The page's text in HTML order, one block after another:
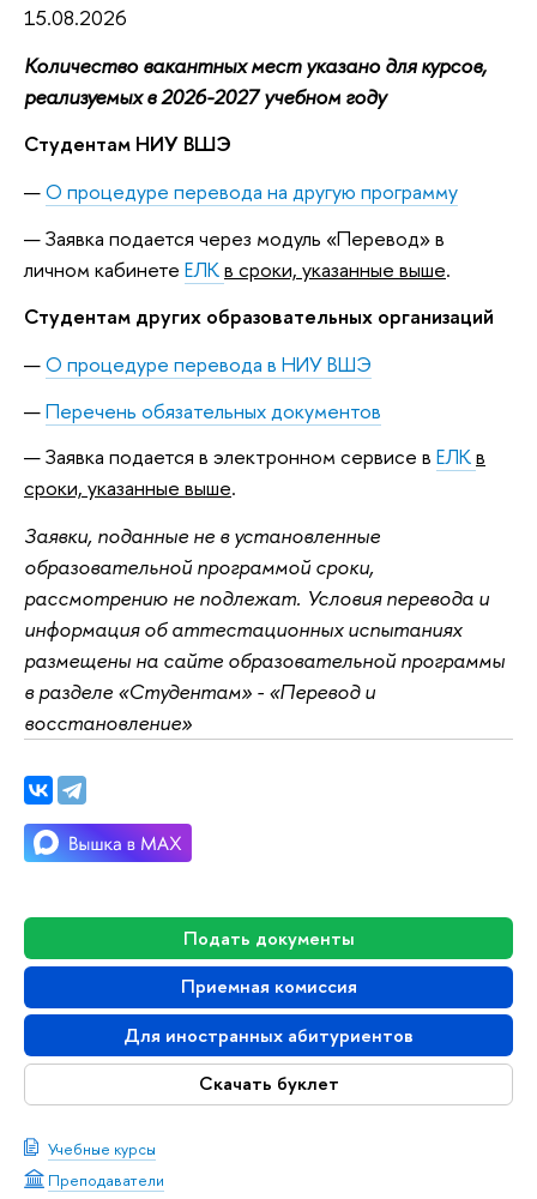
Подать документы
Приемная комиссия
Для иностранных абитуриентов
Скачать буклет
Учебные курсы
Преподаватели
15.08.2026
Количество вакантных мест указано для курсов,
реализуемых в 2026-2027 учебном году
Студентам НИУ ВШЭ
О процедуре перевода на другую программу
Заявка подается через модуль «Перевод» в
личном кабинете ЕЛКв сроки, указанные выше.
Студентам других образовательных организаций
О процедуре перевода в НИУ ВШЭ
Перечень обязательных документов
Заявка подается в электронном сервисе в ЕЛКв
сроки, указанные выше.
Заявки, поданные не в установленные
образовательной программой сроки,
рассмотрению не подлежат. Условия перевода и
информация об аттестационных испытаниях
размещены на сайте образовательной программы
в разделе «Студентам» - «Перевод и
восстановление»